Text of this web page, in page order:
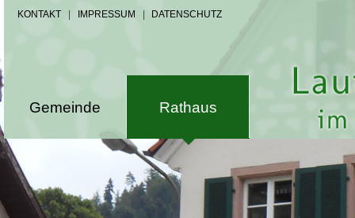
KONTAKT IMPRESSUM DATENSCHUTZ
Gemeinde Rathaus